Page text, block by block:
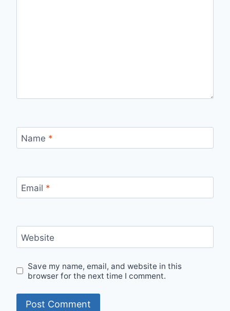
Name *
Email *
Website
Save my name, email, and website in this
browser for the next time I comment.